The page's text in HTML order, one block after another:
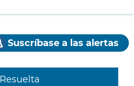
Suscríbase a las alertas
Resuelta